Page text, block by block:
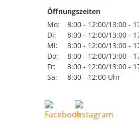
Öffnungszeiten
Mo:
8:00 - 12:00/13:00 -
Di:
8:00 - 12:00/13:00 -
Mi:
8:00 - 12:00/13:00 -
Do:
8:00 - 12:00/13:00 -
Fr:
8:00 - 12:00/13:00 -
Sa:
8:00 - 12:00 Uhr